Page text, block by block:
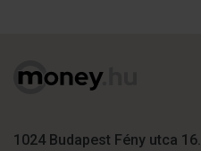
1024 Budapest Fény utca 16.